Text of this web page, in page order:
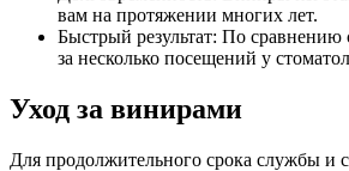
вам на протяжении многих лет.
Быстрый результат: По сравнению
за несколько посещений у
Уход за винирами
Для продолжительного срока службы и